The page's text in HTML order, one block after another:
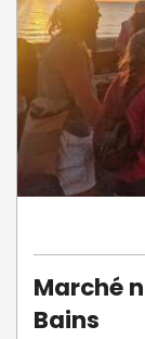
Marché
Bains